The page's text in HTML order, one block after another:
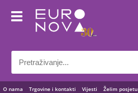
O nama Trgovine i kontakti Vijesti Želim posjetu